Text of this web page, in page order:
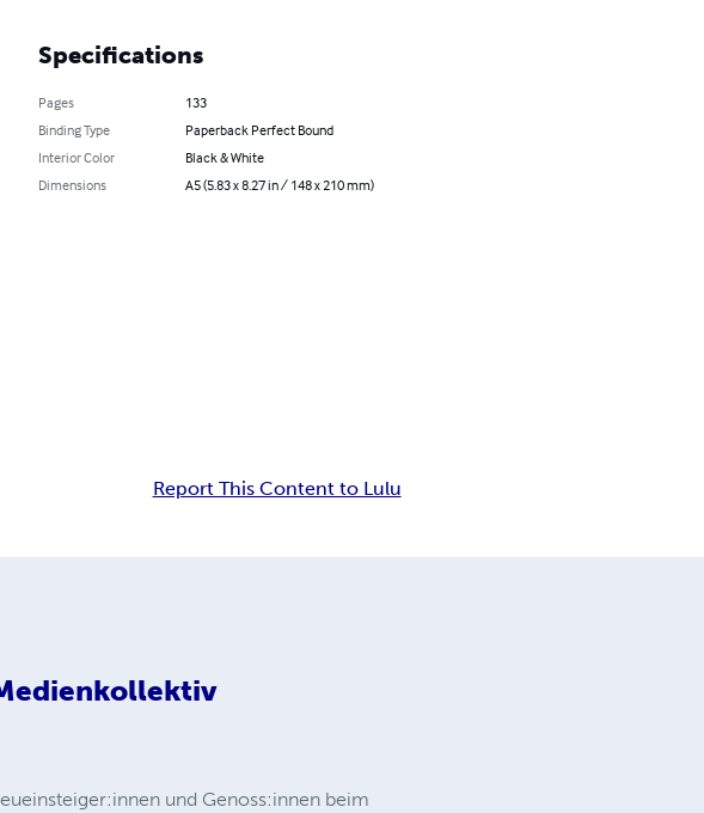
Specifications
Pages
133
Binding Type
Paperback Perfect Bound
Interior Color
Black & White
Dimensions
A5 (5.83 x 8.27 in / 148 x 210 mm)
Report This Content to Lulu
und Genoss:innen beim